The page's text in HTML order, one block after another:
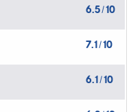
6.5/10
7.1/10
6.1/10